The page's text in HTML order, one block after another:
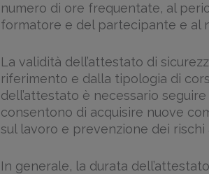
numero di ore frequentate, al
formatore e del partecipante e al
La validità dell’attestato di
riferimento e dalla tipologia di
dell’attestato è necessario
consentono di acquisire nuove
sul lavoro e prevenzione dei rischi
In generale, la durata